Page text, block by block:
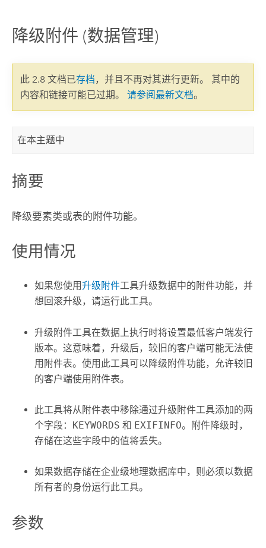
降级附件 (数据管理)
此 2.8 文档已存档，并且不再对其进行更新。 其中的
内容和链接可能已过期。 请参阅最新文档。
在本主题中
摘要
降级要素类或表的附件功能。
使用情况
如果您使用升级附件工具升级数据中的附件功能，并
想回滚升级，请运行此工具。
升级附件工具在数据上执行时将设置最低客户端发行
版本。这意味着，升级后，较旧的客户端可能无法使
用附件表。使用此工具可以降级附件功能，允许较旧
的客户端使用附件表。
此工具将从附件表中移除通过升级附件工具添加的两
个字段： KEYWORDS 和 EXIFINFO。附件降级时，
存储在这些字段中的值将丢失。
如果数据存储在企业级地理数据库中，则必须以数据
所有者的身份运行此工具。
参数